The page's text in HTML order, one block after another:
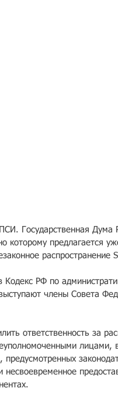
Государственная Дума
которому предлагается
распространение
Кодекс РФ по
члены Совета
ответственность за
лицами,
предусмотренных
несвоевременное